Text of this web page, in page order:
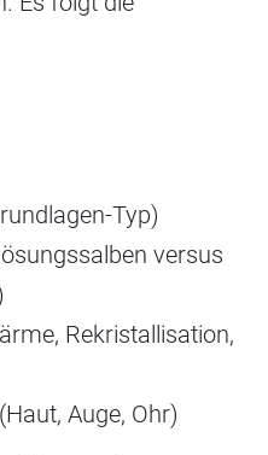
Typ)
versus
Rekristallisation,
Auge, Ohr)